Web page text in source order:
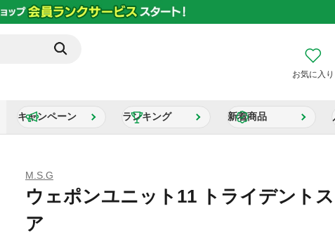
お気に入り
キャンペーン ランキング 新着商品
M.S.G
ウェポンユニット11 トライデント
ア